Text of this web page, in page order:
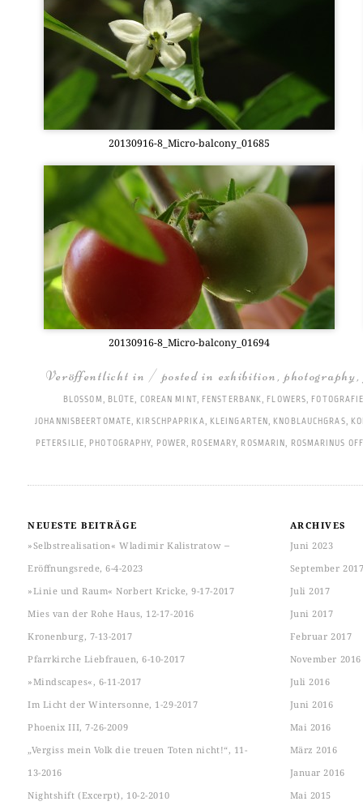
20130916-8_Mi­cro-bal­c­o­ny­_01685
20130916-8_Mi­cro-bal­c­o­ny­_01694
Veröffentlicht in / posted in exhibition, photography
BLOSSOM , BLÜTE, COREAN MINT, FENSTERBANK, FLOWERS,
JOHANNISBEERTOMATE, KIRSCHPAPRIKA, KLEINGARTEN, KNOBLAUCHGRAS,
PETERSILIE, PHOTOGRAPHY, POWER, ROSEMARY, ROSMARIN, ROSMARINUS
NEUESTE BEITRÄGE
»Selbstrealisation« Wladimir Kalistratow ‒
Eröffnungsrede, 6-4-2023
»Linie und Raum« Norbert Kricke, 9-17-2017
Mies van der Rohe Haus, 12-17-2016
Kronenburg, 7-13-2017
Pfarrkirche Liebfrauen, 6-10-2017
»Mindscapes«, 6-11-2017
Im Licht der Wintersonne, 1-29-2017
Phoenix III, 7-26-2009
„Vergiss mein Volk die treuen Toten nicht!“, 11-
13-2016
Nightshift (Excerpt), 10-2-2010
ARCHIVES
Juni 2023
September
Juli 2017
Juni 2017
Februar 2017
November 2016
Juli 2016
Juni 2016
Mai 2016
März 2016
Januar 2016
Mai 2015